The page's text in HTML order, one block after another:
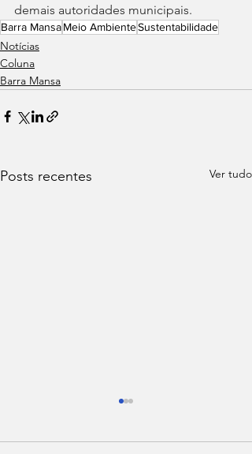
demais autoridades municipais.
Barra MansaMeio AmbienteSustentabilidade
Notícias
Coluna
Barra Mansa
Posts recentes Ver tudo